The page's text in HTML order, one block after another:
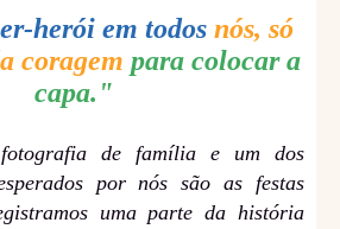
herói em todos nós, só
coragem para colocar a
capa."
de família e um dos
por nós são as festas
uma parte da história